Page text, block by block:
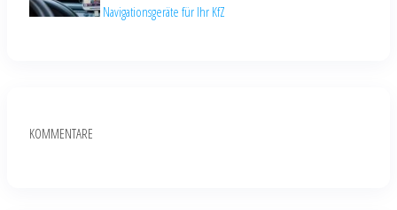
Navigationsgeräte für Ihr KfZ
KOMMENTARE